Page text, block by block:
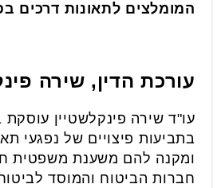
המומלצים לתאונות דרכים
עורכת הדין, שירה
עו"ד שירה פינקלשטיין עוסקת
בתביעות פיצויים של נפגעי
ומקנה להם משענת משפטית
חברות הביטוח והמוסד